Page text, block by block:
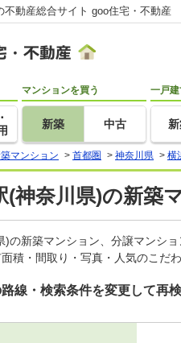
不動産総合サイト goo住宅・不動産
マンションを買う
新築 中古
一戸建
マンション > 首都圏 > 神奈川県 > 横
(神奈川県)の新築
)の新築マンション、分譲マンシ
積・間取り・写真・人気のこだ
線・検索条件を変更して再